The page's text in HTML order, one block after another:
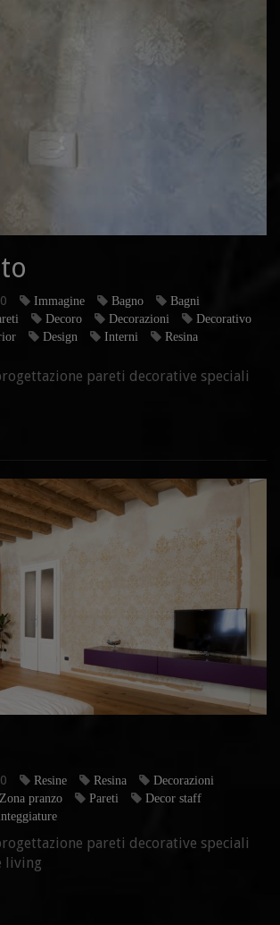
0 Immagine Bagno
Bagni
Decoro Decorazioni
Decorativo
Design Interni
Resina
pareti decorative speciali
0 Resine Resina
Decorazioni
Zona pranzo Pareti
Decor staff
pareti decorative speciali
living